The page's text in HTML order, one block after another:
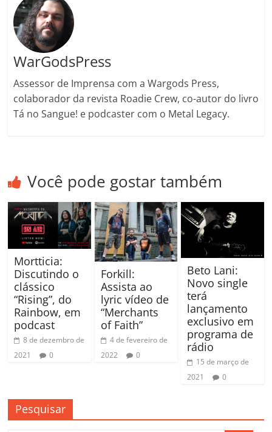
WarGodsPress
Assessor de Imprensa com a Wargods Press,
colaborador da revista Roadie Crew, co-autor do livro
Tá no Sangue! e podcaster com o Metal Legacy.
Você pode gostar também
Mortticia:
Discutindo o
clássico
“Rising”, do
Rainbow, em
podcast
8 de dezembro de
2021
0
Forkill:
Assista ao
lyric vídeo de
“Merchants
of Faith”
4 de fevereiro de
2022
0
Beto Lani:
Novo single
terá
lançamento
exclusivo em
programa de
rádio
15 de março de
2021
0
Pesquisar